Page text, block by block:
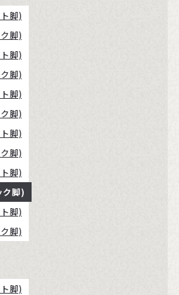
脚)
脚)
脚)
脚)
脚)
脚)
脚)
脚)
脚)
脚)
脚)
脚)
脚)